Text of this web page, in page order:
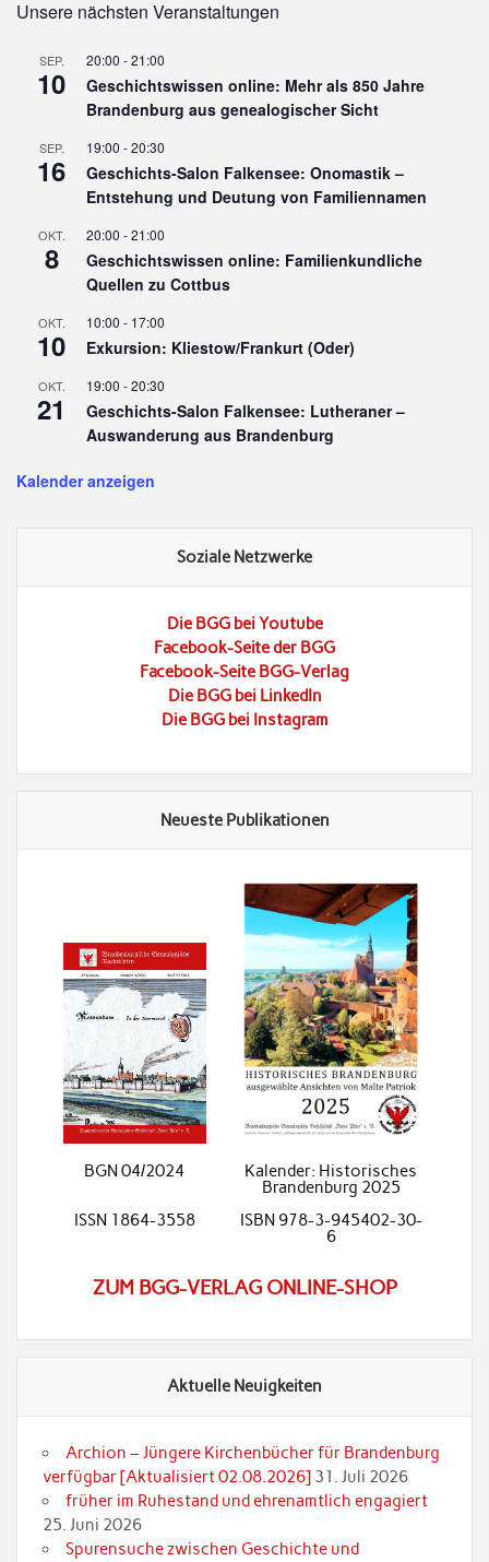
Unsere nächsten Veranstaltungen
SEP.
10
20:00 -21:00
Geschichtswissen online: Mehr als 850 Jahre
Brandenburg aus genealogischer Sicht
SEP.
16
19:00 -20:30
Geschichts-Salon Falkensee: Onomastik –
Entstehung und Deutung von Familiennamen
OKT.
8
20:00 -21:00
Geschichtswissen online: Familienkundliche
Quellen zu Cottbus
OKT.
10
10:00 - 17:00
Exkursion: Kliestow/Frankurt (Oder)
OKT.
21
19:00 -20:30
Geschichts-Salon Falkensee: Lutheraner –
Auswanderung aus Brandenburg
Kalender anzeigen
Soziale Netzwerke
Die BGG bei Youtube
Facebook-Seite der BGG
Facebook-Seite BGG-Verlag
Die BGG bei LinkedIn
Die BGG bei Instagram
Neueste Publikationen
BGN 04/2024
Kalender: Historisches
Brandenburg 2025
ISSN 1864-3558
ISBN 978-3-945402-30-
6
ZUM BGG-VERLAG ONLINE-SHOP
Aktuelle Neuigkeiten
Archion – Jüngere Kirchenbücher für Brandenburg
verfügbar [Aktualisiert 02.08.2026] 31. Juli 2026
früher im Ruhestand und ehrenamtlich engagiert
25. Juni 2026
Spurensuche zwischen Geschichte und